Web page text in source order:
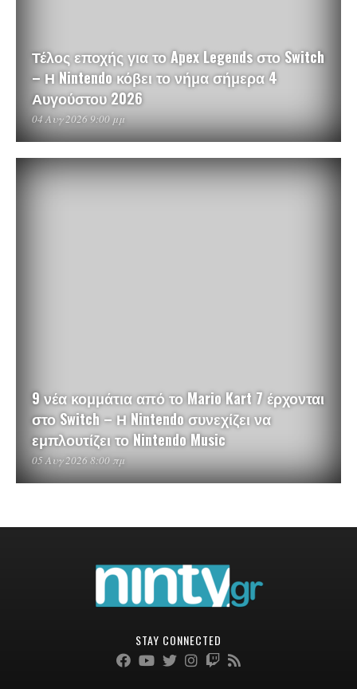
Τέλος εποχής για το Apex Legends στο Switch
– Η Nintendo κόβει το νήμα σήμερα 4
Αυγούστου 2026
04 Αυγ 2026 9:00 μμ
9 νέα κομμάτια από το Mario Kart 7 έρχονται
στο Switch – Η Nintendo συνεχίζει να
εμπλουτίζει το Nintendo Music
05 Αυγ 2026 8:00 πμ
STAY CONNECTED